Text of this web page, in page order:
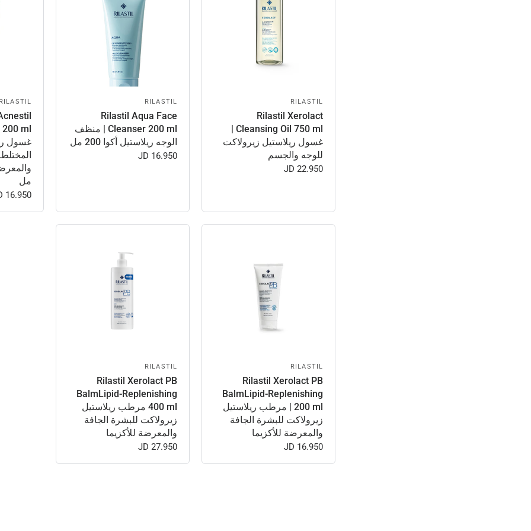
RILASTIL
Rilastil Xerolact
Cleansing Oil 750 ml |
غسول ريلاستيل زيرولاكت
للوجه والجسم
22.950 JD
RILASTIL
Rilastil Aqua Face
Cleanser 200 ml | منظف
الوجه ريلاستيل أكوا 200 مل
16.950 JD
غسول
مل
16.950 JD
RILASTIL
Rilastil Xerolact PB
BalmLipid-Replenishing
200 ml | مرطب ريلاستيل
زيرولاكت للبشرة الجافة
والمعرضة للأكزيما
16.950 JD
RILASTIL
Rilastil Xerolact PB
BalmLipid-Replenishing
400 ml مرطب ريلاستيل
زيرولاكت للبشرة الجافة
والمعرضة للأكزيما
27.950 JD